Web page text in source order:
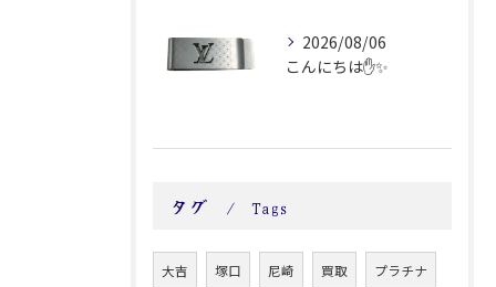
2026/08/06
こんにちは✋✨
タグ Tags
大吉 塚口 尼崎 買取 プラチナ